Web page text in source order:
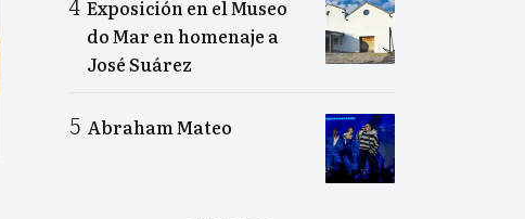
Exposición en el Museo
do Mar en homenaje a
José Suárez
Abraham Mateo